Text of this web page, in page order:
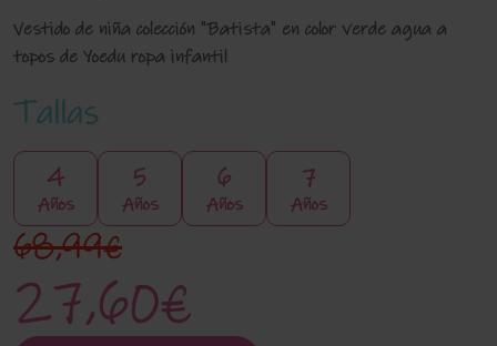
Vestido de niña colección "Batista" en color verde agua a
topos de Yoedu ropa infantil
Tallas
4
Años
5
Años
6
Años
7
Años
27,60€
68,99€